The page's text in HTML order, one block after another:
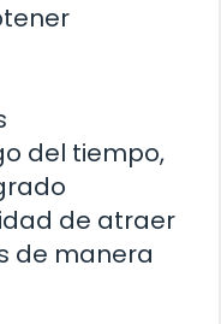
del tiempo,
de atraer
de manera